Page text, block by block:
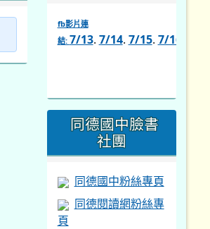
fb影片連
結: 7/13. 7/14. 7/15. 7/16
https://www.facebook.com/
同德國中臉書
社團
同德國中粉絲專頁
同德閱讀網粉絲專
頁